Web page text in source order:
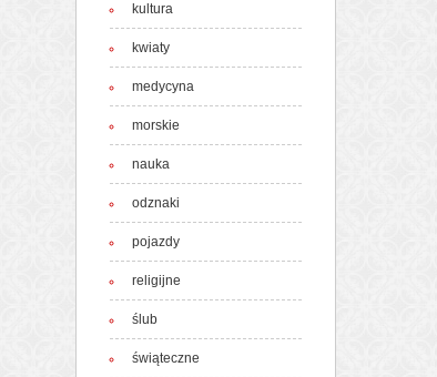
kultura
kwiaty
medycyna
morskie
nauka
odznaki
pojazdy
religijne
ślub
świąteczne